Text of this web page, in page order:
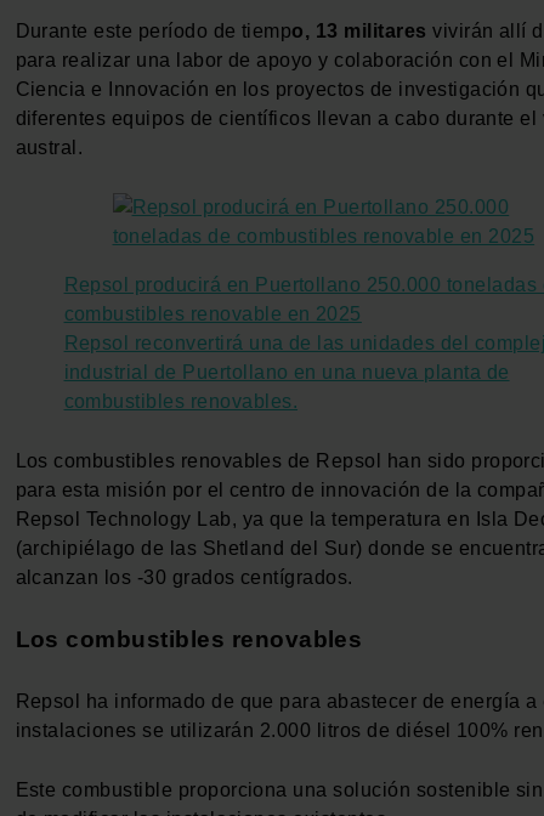
Durante este período de tiempo, 13 militares vivirán allí
para realizar una labor de apoyo y colaboración con el
Ciencia e Innovación en los proyectos de investigación
diferentes equipos de científicos llevan a cabo durante el
austral.
Repsol producirá en Puertollano 250.000 toneladas
combustibles renovable en 2025
Repsol reconvertirá una de las unidades del
industrial de Puertollano en una nueva planta de
combustibles renovables.
Los combustibles renovables de Repsol han sido
para esta misión por el centro de innovación de la
Repsol Technology Lab, ya que la temperatura en Isla
(archipiélago de las Shetland del Sur) donde se
alcanzan los -30 grados centígrados.
Los combustibles renovables
Repsol ha informado de que para abastecer de energía a
instalaciones se utilizarán 2.000 litros de diésel 100%
Este combustible proporciona una solución sostenible